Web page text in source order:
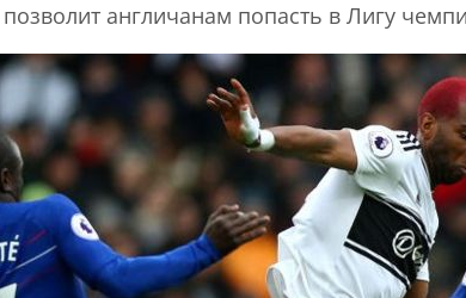
англичанам попасть в Лигу